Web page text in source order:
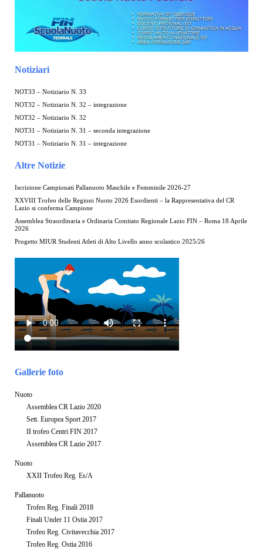
Notiziari
NOT33 – Notiziario N. 33
NOT32 – Notiziario N. 32 – integrazione
NOT32 – Notiziario N. 32
NOT31 – Notiziario N. 31 – seconda integrazione
NOT31 – Notiziario N. 31 – integrazione
Altre Notizie
Iscrizione Campionati Pallanuoto Maschile e Femminile 2026-27
XXVIII Trofeo delle Regioni Nuoto 2026 Esordienti – la Rappresentativa del CR
Lazio si conferma Campione
Assemblea Straordinaria e Ordinaria Comitato Regionale Lazio FIN – Roma 18 Aprile
2026
Progetto MIUR Studenti Atleti di Alto Livello anno scolastico 2025/26
Gallerie foto
Nuoto
Assemblea CR Lazio 2020
Sett. Europea Sport 2017
II trofeo Centri FIN 2017
Assemblea CR Lazio 2017
Nuoto
XXII Trofeo Reg. Es/A
Pallanuoto
Trofeo Reg. Finali 2018
Finali Under 11 Ostia 2017
Trofeo Reg. Civitavecchia 2017
Trofeo Reg. Ostia 2016